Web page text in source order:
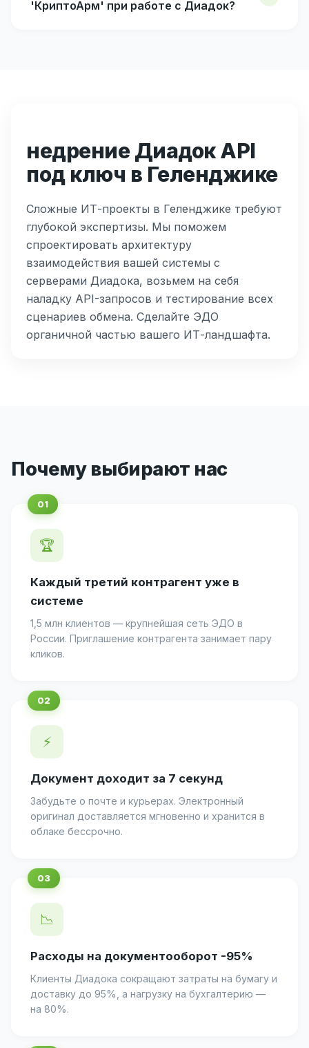
'КриптоАрм' при работе с Диадок?
недрение Диадок API
под ключ в Геленджике
Сложные ИТ-проекты в Геленджике требуют
глубокой экспертизы. Мы поможем
спроектировать архитектуру
взаимодействия вашей системы с
серверами Диадока, возьмем на себя
наладку API-запросов и тестирование всех
сценариев обмена. Сделайте ЭДО
органичной частью вашего ИТ-ландшафта.
Почему выбирают нас
🏆
Каждый третий контрагент уже в
системе
1,5 млн клиентов — крупнейшая сеть ЭДО в
России. Приглашение контрагента занимает пару
кликов.
⚡
Документ доходит за 7 секунд
Забудьте о почте и курьерах. Электронный
оригинал доставляется мгновенно и хранится в
облаке бессрочно.
📉
Расходы на документооборот -95%
Клиенты Диадока сокращают затраты на бумагу и
доставку до 95%, а нагрузку на бухгалтерию —
на 80%.